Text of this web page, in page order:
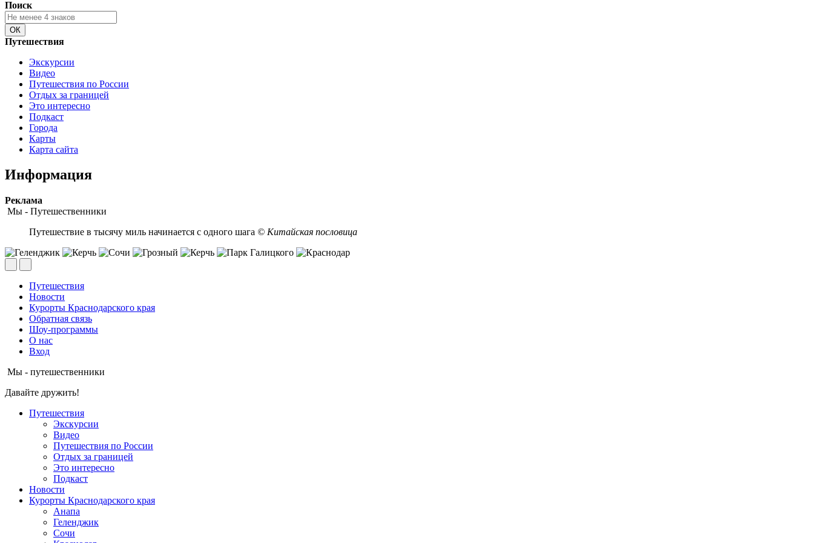
Поиск
Путешествия
Экскурсии
Видео
Путешествия по России
Отдых за границей
Это интересно
Подкаст
Города
Карты
Карта сайта
Информация
Peклaмa
Мы - Путешественники
Путешествие в тысячу миль начинается с одного шага © Китайская пословица
Путешествия
Новости
Курорты Краснодарского края
Обратная связь
Шоу-программы
О нас
Вход
Мы - путешественники
Давайте дружить!
Путешествия
Экскурсии
Видео
Путешествия по России
Отдых за границей
Это интересно
Подкаст
Новости
Курорты Краснодарского края
Анапа
Геленджик
Сочи